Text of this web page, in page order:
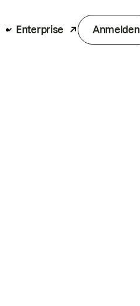
Enterprise Anmelden